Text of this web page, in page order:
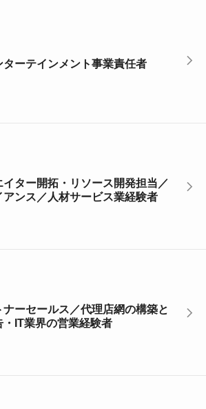
ターテインメント事業責任者
イター開拓・リソース開発担当／
ンス／人材サービス業経験者
ナーセールス／代理店網の構築と
IT業界の営業経験者